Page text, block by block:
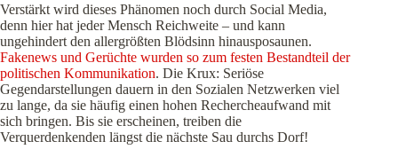
Verstärkt wird dieses Phänomen noch durch Social Media,
denn hier hat jeder Mensch Reichweite – und kann
ungehindert den allergrößten Blödsinn hinausposaunen.
Fakenews und Gerüchte wurden so zum festen Bestandteil der
politischen Kommunikation. Die Krux: Seriöse
Gegendarstellungen dauern in den Sozialen Netzwerken viel
zu lange, da sie häufig einen hohen Rechercheaufwand mit
sich bringen. Bis sie erscheinen, treiben die
Verquerdenkenden längst die nächste Sau durchs Dorf!